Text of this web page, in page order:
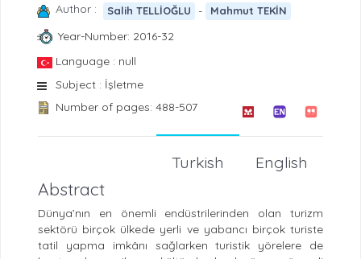
Author : Salih TELLİOĞLU - Mahmut TEKİN
Year-Number: 2016-32
Language : null
Subject : İşletme
Number of pages: 488-507
English
Turkish
Abstract
Dünya’nın en önemli endüstrilerinden olan turizm
sektörü birçok ülkede yerli ve yabancı birçok turiste
tatil yapma imkânı sağlarken turistik yörelere de